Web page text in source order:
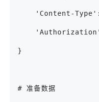
'Content-
}
# 准备数据